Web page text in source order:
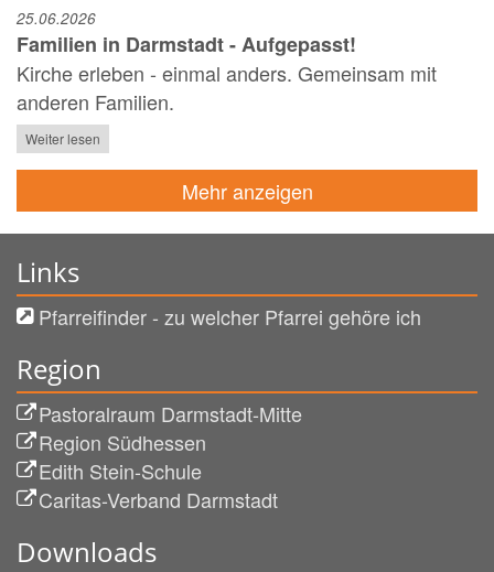
25.06.2026
Familien in Darmstadt - Aufgepasst!
Kirche erleben - einmal anders. Gemeinsam mit
anderen Familien.
Weiter lesen
Mehr anzeigen
Links
Pfarreifinder - zu welcher Pfarrei gehöre ich
Region
Pastoralraum Darmstadt-Mitte
Region Südhessen
Edith Stein-Schule
Caritas-Verband Darmstadt
Downloads